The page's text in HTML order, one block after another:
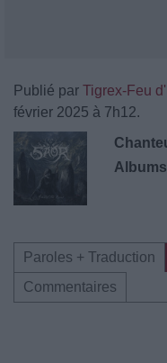
Publié par Tigrex-Feu
février 2025 à 7h12.
Paroles + Traduction
Commentaires